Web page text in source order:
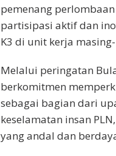
pemenang
partisipasi aktif dan
K3 di unit kerja
Melalui peringatan
berkomitmen
sebagai bagian dari
keselamatan insan
yang andal dan